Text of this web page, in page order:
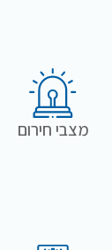
מצבי חירום